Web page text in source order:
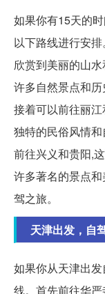
如果你有15天的
以下路线进行安
欣赏到美丽的山
许多自然景点和历
接着可以前往丽
独特的民俗风情
前往兴义和贵阳,
许多著名的景点
驾之旅。
天津出发，自
如果你从天津出
线。首先前往华